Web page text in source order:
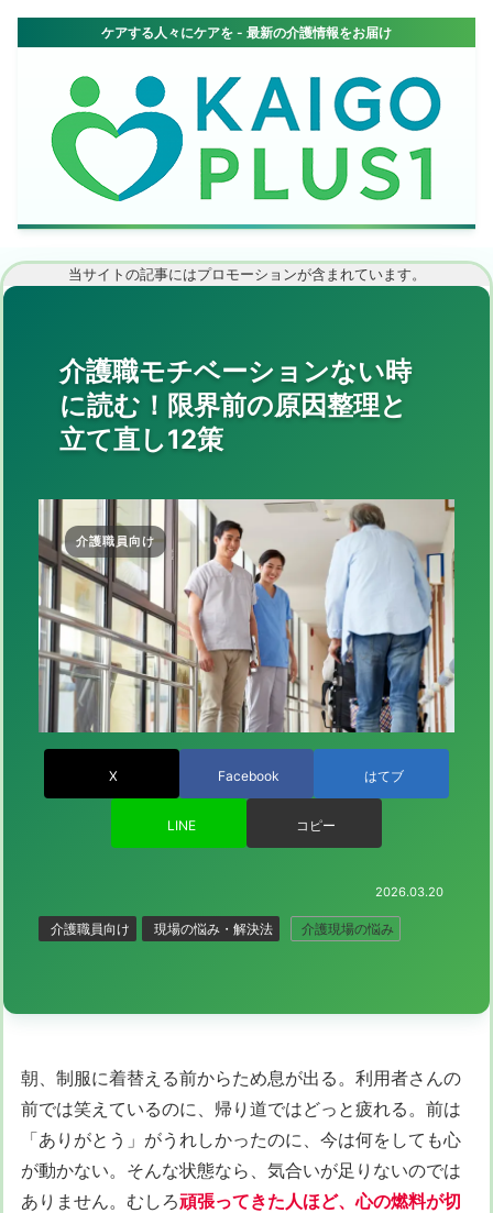
当サイトの記事にはプロモーションが含まれています。
介護職モチベーションない時
に読む！限界前の原因整理と
立て直し12策
介護職員向け
X Facebook はてブ
LINE コピー
2026.03.20
介護職員向け 現場の悩み・解決法 介護現場の悩み
朝、制服に着替える前からため息が出る。利用者さんの
前では笑えているのに、帰り道ではどっと疲れる。前は
「ありがとう」がうれしかったのに、今は何をしても心
が動かない。そんな状態なら、気合いが足りないのでは
ありません。むしろ頑張ってきた人ほど、心の燃料が切